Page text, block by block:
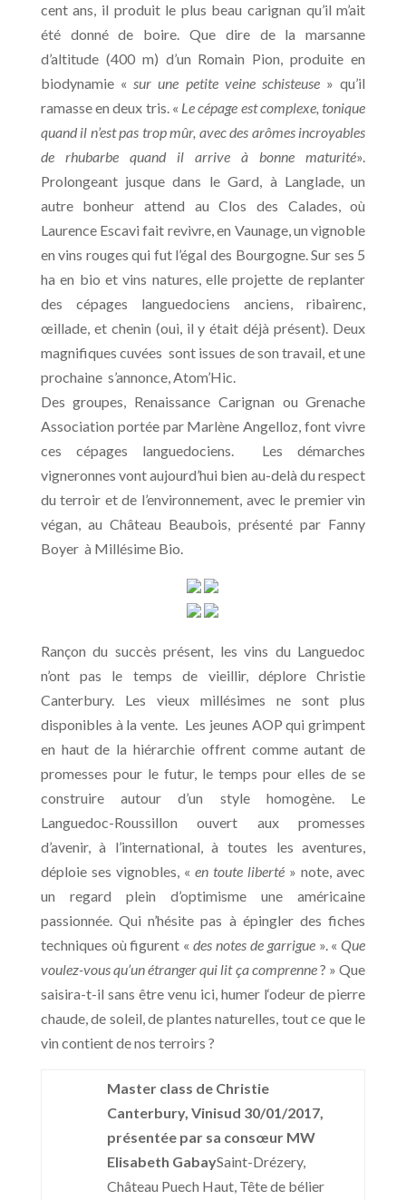
cent ans, il produit le plus beau carignan qu’il m’ait
été donné de boire. Que dire de la marsanne
d’altitude (400 m) d’un Romain Pion, produite en
biodynamie «sur une petite veine schisteuse » qu’il
ramasse en deux tris. « Le cépage est complexe, tonique
quand il n’est pas trop mûr, avec des arômes incroyables
de rhubarbe quand il arrive à bonne maturité».
Prolongeant jusque dans le Gard, à Langlade, un
autre bonheur attend au Clos des Calades, où
Laurence Escavi fait revivre, en Vaunage, un vignoble
en vins rouges qui fut l’égal des Bourgogne. Sur ses 5
ha en bio et vins natures, elle projette de replanter
des cépages languedociens anciens, ribairenc,
œillade, et chenin (oui, il y était déjà présent). Deux
magnifiques cuvées sont issues de son travail, et une
prochaine s’annonce, Atom’Hic.
Des groupes, Renaissance Carignan ou Grenache
Association portée par Marlène Angelloz, font vivre
ces cépages languedociens. Les démarches
vigneronnes vont aujourd’hui bien au-delà du respect
du terroir et de l’environnement, avec le premier vin
végan, au Château Beaubois, présenté par Fanny
Boyer à Millésime Bio.
Rançon du succès présent, les vins du Languedoc
n’ont pas le temps de vieillir, déplore Christie
Canterbury. Les vieux millésimes ne sont plus
disponibles à la vente. Les jeunes AOP qui grimpent
en haut de la hiérarchie offrent comme autant de
promesses pour le futur, le temps pour elles de se
construire autour d’un style homogène. Le
Languedoc-Roussillon ouvert aux promesses
d’avenir, à l’international, à toutes les aventures,
déploie ses vignobles, « en toute liberté » note, avec
un regard plein d’optimisme une américaine
passionnée. Qui n’hésite pas à épingler des fiches
techniques où figurent «des notes de garrigue ». «Que
voulez-vous qu’un étranger qui lit ça comprenne? » Que
saisira-t-il sans être venu ici, humer l‘odeur de pierre
chaude, de soleil, de plantes naturelles, tout ce que le
vin contient de nos terroirs ?
Master class de Christie
Canterbury, Vinisud 30/01/2017,
présentée par sa consœur MW
Elisabeth GabaySaint-Drézery,
Château Puech Haut, Tête de bélier